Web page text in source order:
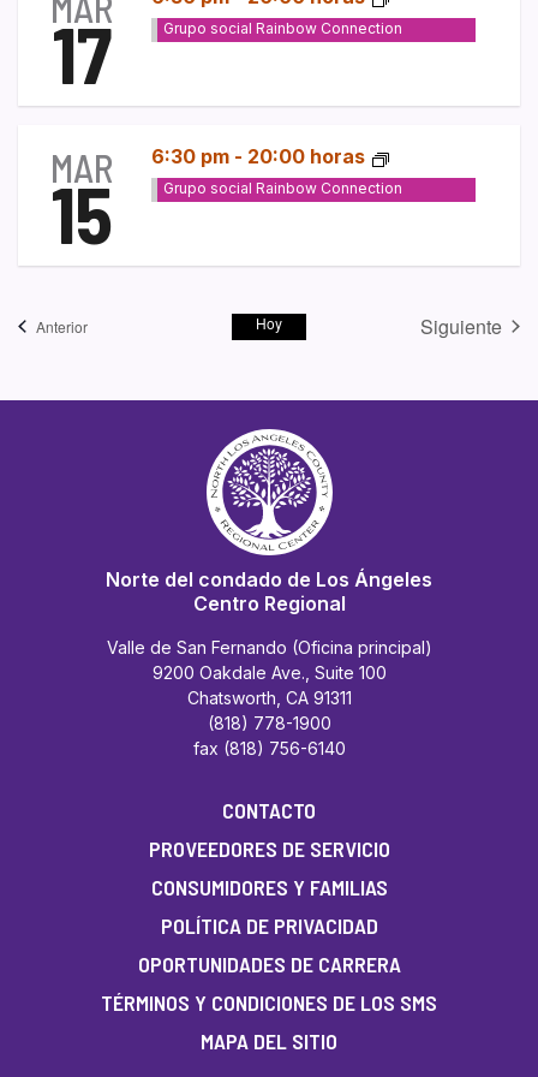
17 Grupo social Rainbow Connection
MAR
15
6:30 pm - 20:00 horas
Grupo social Rainbow Connection
AnteriorEventos Hoy
Siguiente
Norte del condado de Los Ángeles
Centro Regional
Valle de San Fernando (Oficina principal)
9200 Oakdale Ave., Suite 100
Chatsworth, CA 91311
(818) 778-1900
fax (818) 756-6140
CONTACTO
PROVEEDORES DE SERVICIO
CONSUMIDORES Y FAMILIAS
POLÍTICA DE PRIVACIDAD
OPORTUNIDADES DE CARRERA
TÉRMINOS Y CONDICIONES DE LOS SMS
MAPA DEL SITIO